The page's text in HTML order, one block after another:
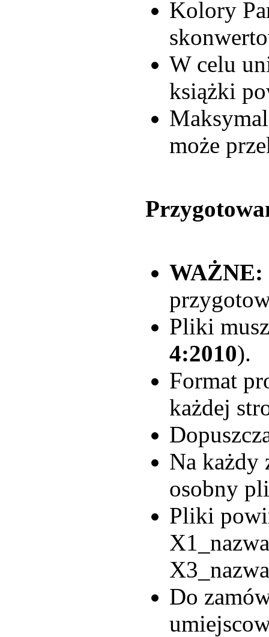
Kolory
W celu
książki
może
WAŻNE:
Pliki
4:2010).
Format
każdej
Na każdy
osobny
Pliki
Do